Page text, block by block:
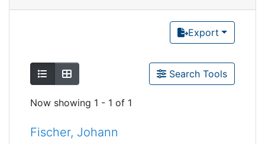
Export
Show as list
Show as grid Search Tools
Now showing 1 - 1 of 1
Fischer, Johann